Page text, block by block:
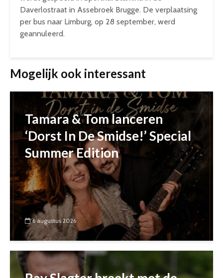
Daverlostraat in Assebroek Brugge. De verplaatsing
per bus naar Limburg, op 28 september, werd
geannuleerd.
Mogelijk ook interessant
Tamara & Tom lanceren
‘Dorst In De Smidse!’ Special
Summer Edition
6 augustus 2026